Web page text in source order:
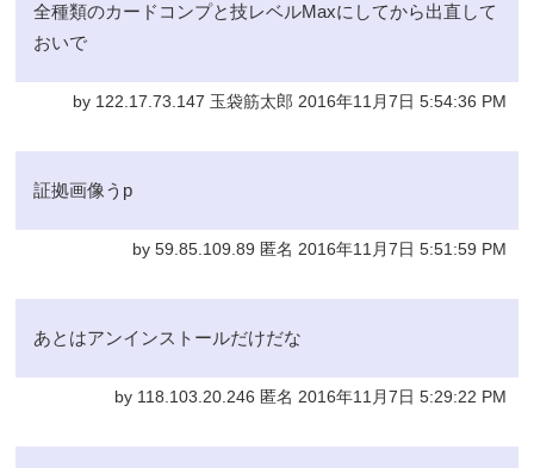
全種類のカードコンプと技レベルMaxにしてから出直して
おいで
by 122.17.73.147 玉袋筋太郎 2016年11月7日 5:54:36 PM
証拠画像うp
by 59.85.109.89 匿名 2016年11月7日 5:51:59 PM
あとはアンインストールだけだな
by 118.103.20.246 匿名 2016年11月7日 5:29:22 PM